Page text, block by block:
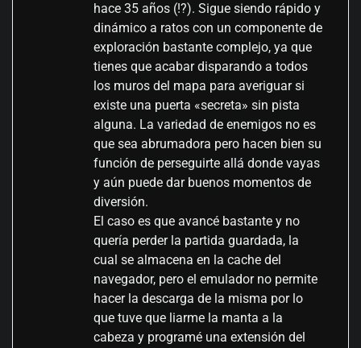
hace 35 años (!?). Sigue siendo rápido y
dinámico a ratos con un componente de
exploración bastante complejo, ya que
tienes que acabar disparando a todos
los muros del mapa para averiguar si
existe una puerta «secreta» sin pista
alguna. La variedad de enemigos no es
que sea abrumadora pero hacen bien su
función de perseguirte allá donde vayas
y aún puede dar buenos momentos de
diversión.
El caso es que avancé bastante y no
quería perder la partida guardada, la
cual se almacena en la cache del
navegador, pero el emulador no permite
hacer la descarga de la misma por lo
que tuve que liarme la manta a la
cabeza y programé una extensión del